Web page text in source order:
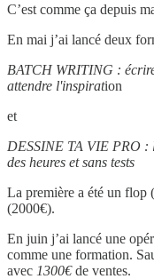
C’est comme ça depuis
En mai j’ai lancé deux
BATCH WRITING :
attendre l'inspiration
et
DESSINE TA VIE PRO :
des heures et sans tests
La première a été un flop
(2000€).
En juin j’ai lancé une
comme une formation.
avec 1300€de ventes.